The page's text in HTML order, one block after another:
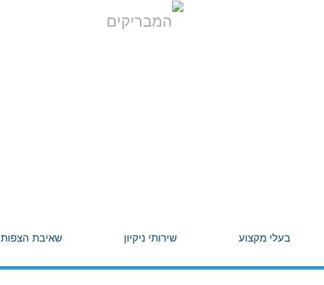
בעלי מקצוע שירותי ניקיון שאיבת הצפות